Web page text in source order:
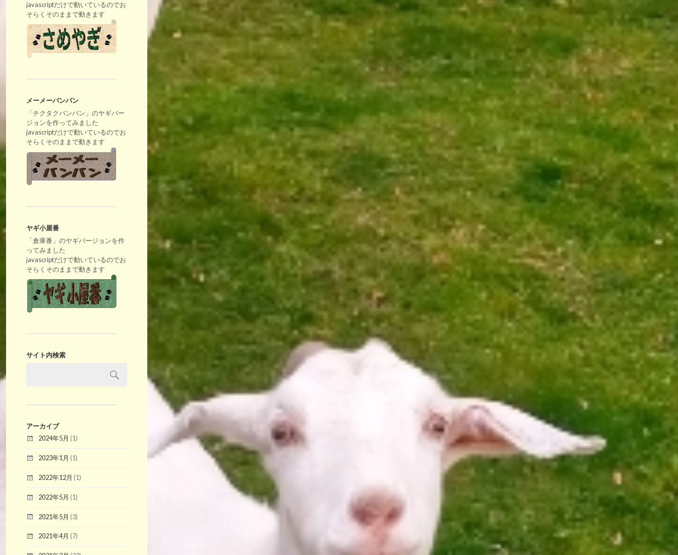
javascriptだけで動いているのでお
そらくそのままで動きます
メーメーバンバン
「チクタクバンバン」のヤギバー
ジョンを作ってみました
javascriptだけで動いているのでお
そらくそのままで動きます
ヤギ小屋番
「倉庫番」のヤギバージョンを作
ってみました
javascriptだけで動いているのでお
そらくそのままで動きます
サイト内検索
アーカイブ
2024年5月 (1)
2023年1月 (1)
2022年12月 (1)
2022年5月 (1)
2021年5月 (3)
2021年4月 (7)